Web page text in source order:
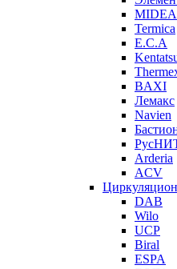
MIDEA
Termica
E.C.A
BAXI
Лемакс
Navien
Arderia
ACV
DAB
Wilo
UCP
Biral
ESPA